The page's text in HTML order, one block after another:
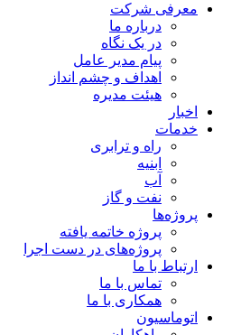
معرفی شرکت
درباره ما
در یک نگاه
پیام مدیر عامل
اهداف و چشم انداز
هیئت مدیره
اخبار
خدمات
راه و ترابری
ابنیه
آب
نفت و گاز
پروژه‌ها
پروژه خاتمه یافته
پروژه‌های در دست اجرا
ارتباط با ما
تماس با ما
همکاری با ما
اتوماسیون